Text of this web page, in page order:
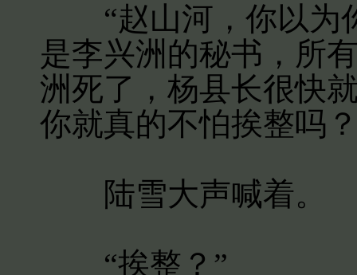
“赵山河，你以为
是李兴洲的秘书，所
洲死了，杨县长很快
你就真的不怕挨整吗
陆雪大声喊着。
“挨整？”